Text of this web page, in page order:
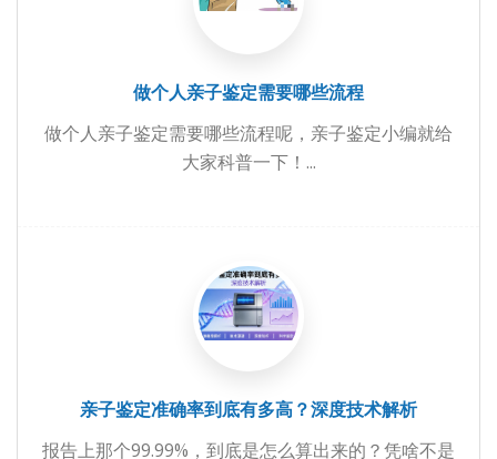
做个人亲子鉴定需要哪些流程
做个人亲子鉴定需要哪些流程呢，亲子鉴定小编就给
大家科普一下！...
亲子鉴定准确率到底有多高？深度技术解析
报告上那个99.99%，到底是怎么算出来的？凭啥不是